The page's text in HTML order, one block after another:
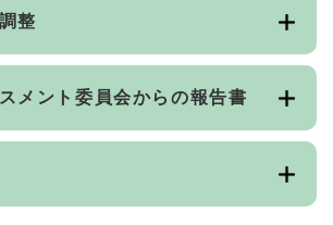
整
メント委員会からの報告書